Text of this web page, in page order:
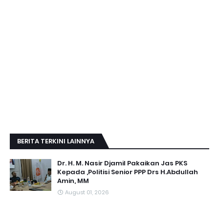
BERITA TERKINI LAINNYA
Dr. H. M. Nasir Djamil Pakaikan Jas PKS
Kepada ,Politisi Senior PPP Drs H.Abdullah
Amin, MM
August 01, 2026